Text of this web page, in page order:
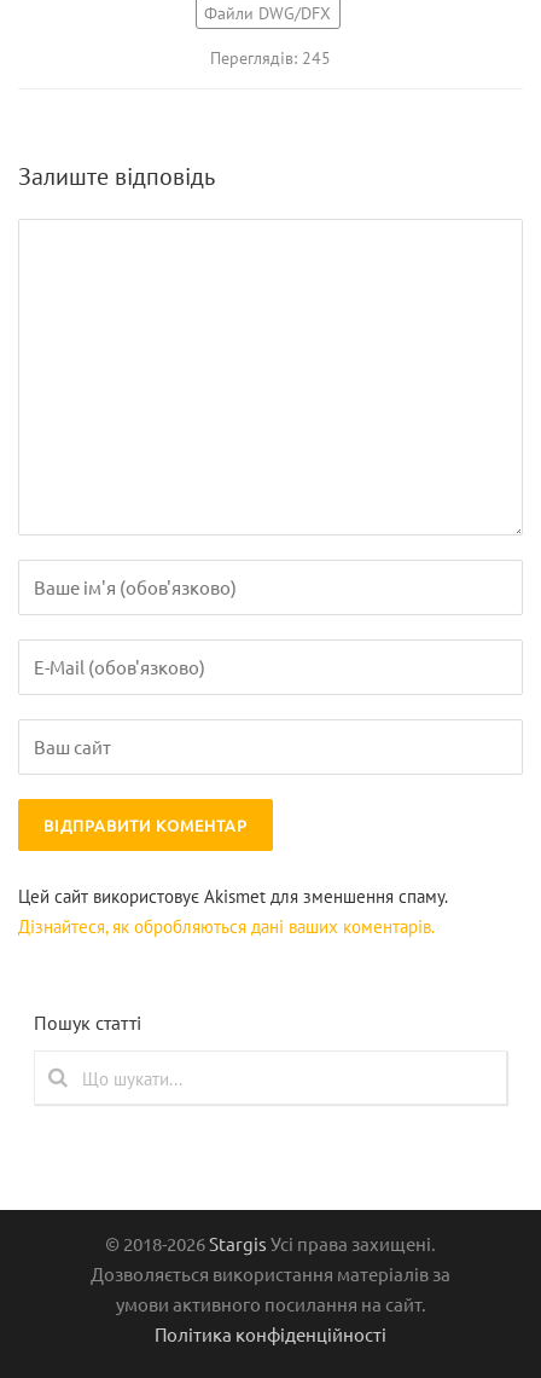
Файли DWG/DFX
Переглядів: 245
Залиште відповідь
Цей сайт використовує Akismet для зменшення спаму.
Дізнайтеся, як обробляються дані ваших коментарів.
Пошук статті
© 2018-2026Stargis Усі права захищені.
Дозволяється використання матеріалів за
умови активного посилання на сайт.
Політика конфіденційності